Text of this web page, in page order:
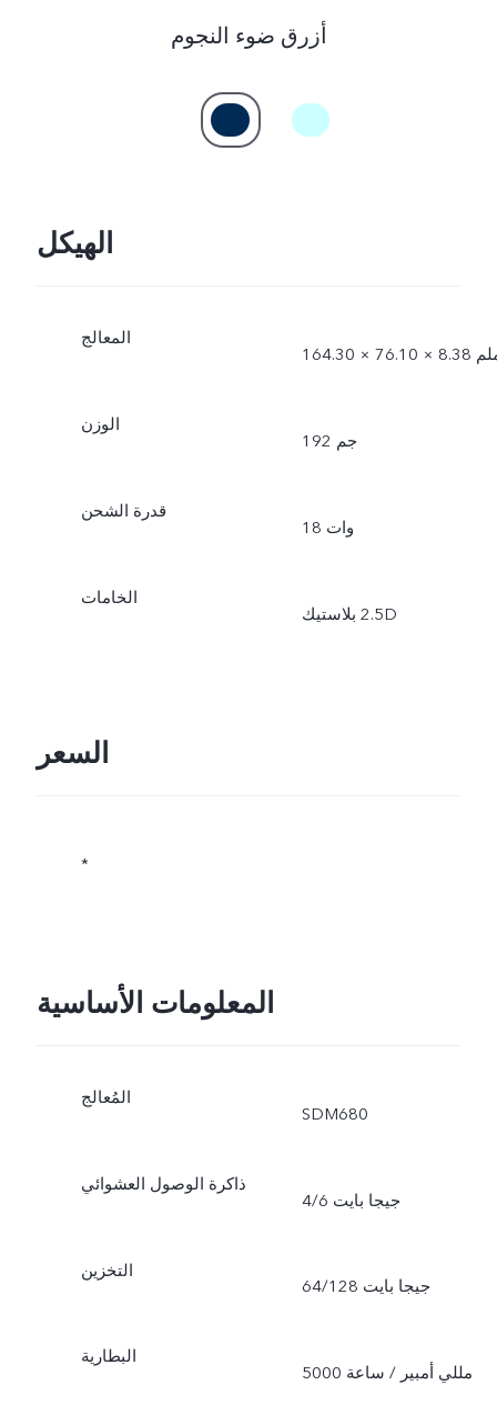
أزرق ضوء النجوم
الهيكل
المعالج
76.10 × 8.38 ملم
الوزن
192 جم
قدرة الشحن
18 وات
الخامات
السعر
*
المعلومات الأساسية
المُعالج
SDM680
ذاكرة الوصول العشوائي
4/6 جيجا بايت
التخزين
64/128 جيجا بايت
البطارية
5000 مللي أمبير / ساعة